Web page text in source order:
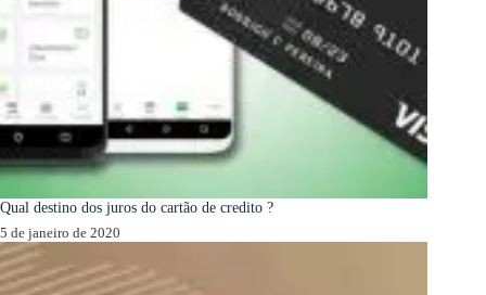
Qual destino dos juros do cartão de credito ?
5 de janeiro de 2020